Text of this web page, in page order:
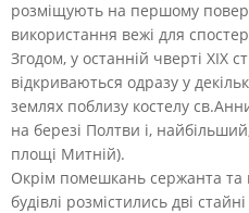
розміщують на першому
використання вежі для
Згодом, у останній чверті XIX
відкриваються одразу у
землях поблизу костелу
на березі Полтви і,
площі Митній).
Окрім помешкань сержанта та
будівлі розмістились дві